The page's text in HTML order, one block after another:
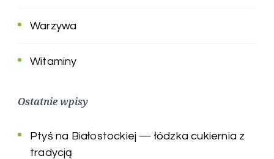
Warzywa
Witaminy
Ostatnie wpisy
Ptyś na Białostockiej — łódzka cukiernia z
tradycją